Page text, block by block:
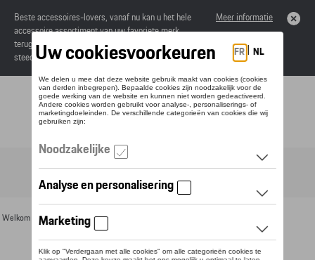
Beste accessoires-lovers, vanaf nu kan u het hele
accessoire assortiment van uw favoriete merk
terugvinden in de online catalogus. Deze kunnen
steeds besteld worden via uw dealer.
Meer informatie
Toggle navigation
Welkom >Voor u >Textiel >